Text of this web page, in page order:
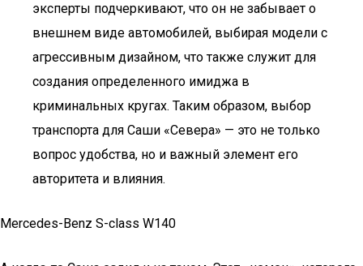
эксперты подчеркивают, что он не забывает о
внешнем виде автомобилей, выбирая модели с
агрессивным дизайном, что также служит для
создания определенного имиджа в
криминальных кругах. Таким образом, выбор
транспорта для Саши «Севера» — это не только
вопрос удобства, но и важный элемент его
авторитета и влияния.
Mercedes-Benz S-class W140